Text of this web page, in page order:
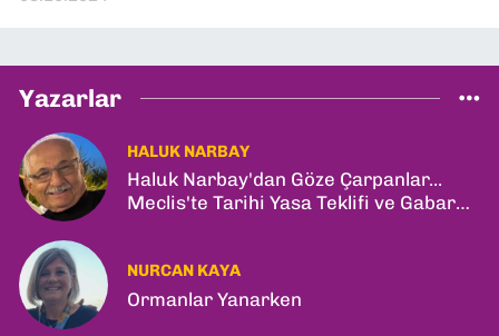
Yazarlar
HALUK NARBAY
Haluk Narbay'dan Göze Çarpanlar...
Meclis'te Tarihi Yasa Teklifi ve Gabar
NURCAN KAYA
Ormanlar Yanarken